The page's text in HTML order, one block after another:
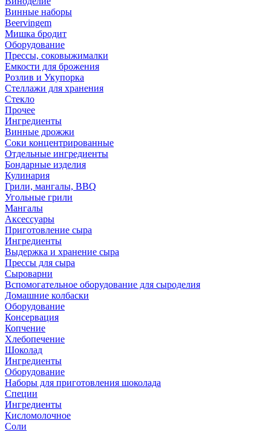
Винные наборы
Beervingem
Мишка бродит
Оборудование
Прессы, соковыжималки
Емкости для брожения
Розлив и Укупорка
Стеллажи для хранения
Стекло
Прочее
Ингредиенты
Винные дрожжи
Соки концентрированные
Отдельные ингредиенты
Бондарные изделия
Кулинария
Грили, мангалы, BBQ
Угольные грили
Мангалы
Аксессуары
Приготовление сыра
Ингредиенты
Выдержка и хранение сыра
Прессы для сыра
Сыроварни
Вспомогательное оборудование для сыроделия
Домашние колбаски
Оборудование
Консервация
Копчение
Хлебопечение
Шоколад
Ингредиенты
Оборудование
Наборы для приготовления шоколада
Специи
Ингредиенты
Кисломолочное
Соли